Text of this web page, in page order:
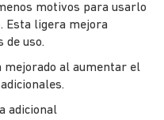
motivos para usarlo
Esta ligera mejora
de uso.
mejorado al aumentar el
adicional